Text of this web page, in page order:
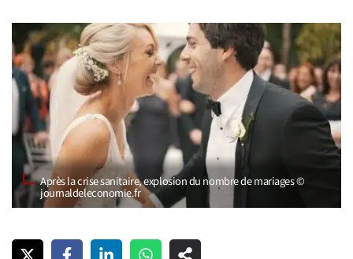
Après la crise sanitaire, explosion du nombre de mariages ©
journaldeleconomie.fr